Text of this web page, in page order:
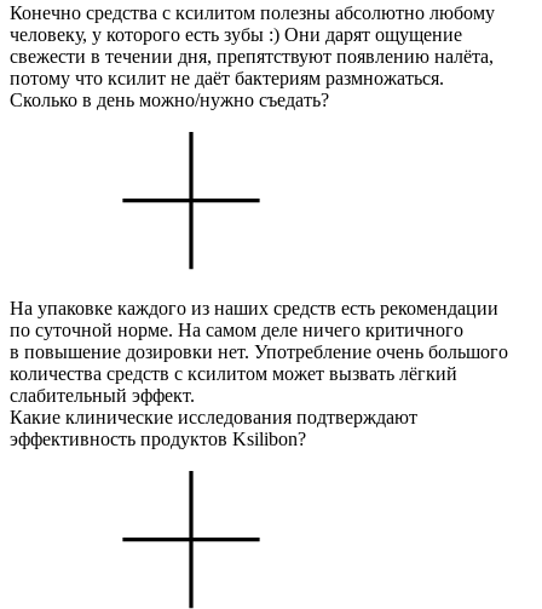
Конечно средства с ксилитом полезны абсолютно любому
человеку, у которого есть зубы :) Они дарят ощущение
свежести в течении дня, препятствуют появлению налёта,
потому что ксилит не даёт бактериям размножаться.
Сколько в день можно/нужно съедать?
На упаковке каждого из наших средств есть рекомендации
по суточной норме. На самом деле ничего критичного
в повышение дозировки нет. Употребление очень большого
количества средств с ксилитом может вызвать лёгкий
слабительный эффект.
Какие клинические исследования подтверждают
эффективность продуктов Ksilibon?